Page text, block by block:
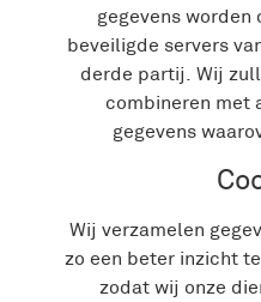
gegevens worden
beveiligde servers
derde partij. Wij
combineren met
gegevens
Wij verzamelen
zo een beter inzicht
zodat wij onze